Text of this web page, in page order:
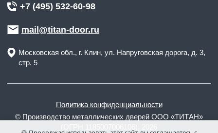
+7 (495) 532-60-98
mail@titan-door.ru
Московская обл., г. Клин, ул. Напруговская дорога, д. 3,
стр. 5
Политика конфиденциальности
© Производство металлических дверей ООО «ТИТАН»